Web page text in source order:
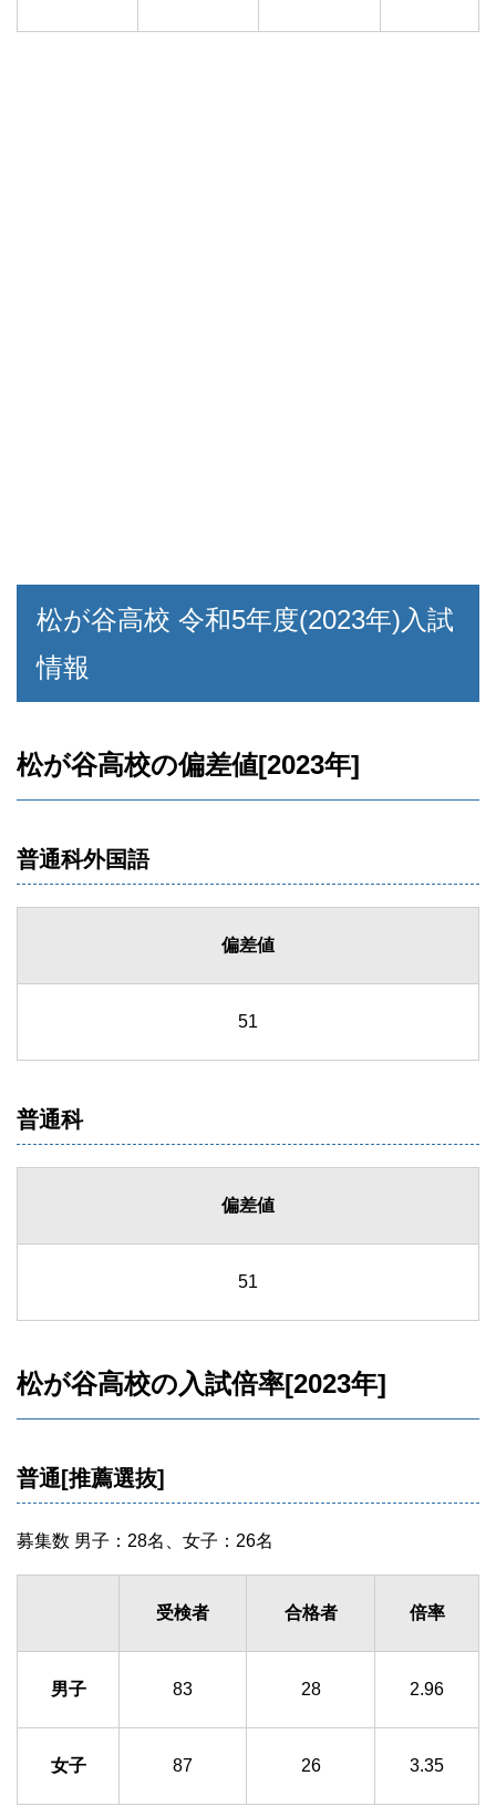
松が谷高校 令和5年度(2023年)入試
情報
松が谷高校の偏差値[2023年]
普通科外国語
偏差値
51
普通科
偏差値
51
松が谷高校の入試倍率[2023年]
普通[推薦選抜]
募集数 男子：28名、女子：26名
受検者 合格者 倍率
男子 83 28 2.96
女子 87 26 3.35